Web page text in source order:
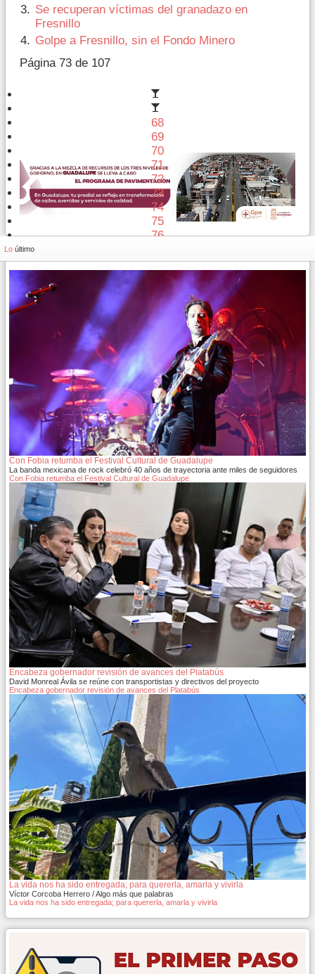
Se recuperan víctimas del granadazo en
Fresnillo
Golpe a Fresnillo, sin el Fondo Minero
Página 73 de 107
68
69
70
71
72
73
74
75
76
Lo último
Con Fobia retumba el Festival Cultural de Guadalupe
La banda mexicana de rock celebró 40 años de trayectoria ante miles de seguidores
Con Fobia retumba el Festival Cultural de Guadalupe
Encabeza gobernador revisión de avances del Platabús
David Monreal Ávila se reúne con transportistas y directivos del proyecto
Encabeza gobernador revisión de avances del Platabús
La vida nos ha sido entregada; para quererla, amarla y vivirla
Víctor Corcoba Herrero / Algo más que palabras
La vida nos ha sido entregada; para quererla, amarla y vivirla